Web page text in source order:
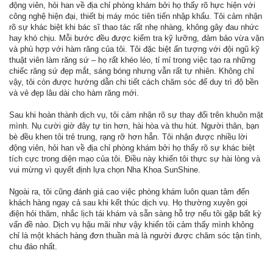
động viên, hỏi han về địa chỉ phòng khám bởi họ thấy rõ hực hiện với
công nghệ hiện đại, thiết bị máy móc tiên tiến nhập khẩu. Tôi cảm nhận
rõ sự khác biệt khi bác sĩ thao tác rất nhẹ nhàng, không gây đau nhức
hay khó chịu. Mỗi bước đều được kiểm tra kỹ lưỡng, đảm bảo vừa vặn
và phù hợp với hàm răng của tôi. Tôi đặc biệt ấn tượng với đội ngũ kỹ
thuật viên làm răng sứ – họ rất khéo léo, tỉ mỉ trong việc tạo ra những
chiếc răng sứ đẹp mắt, sáng bóng nhưng vẫn rất tự nhiên. Không chỉ
vậy, tôi còn được hướng dẫn chi tiết cách chăm sóc để duy trì độ bền
và vẻ đẹp lâu dài cho hàm răng mới.
Sau khi hoàn thành dịch vụ, tôi cảm nhận rõ sự thay đổi trên khuôn mặt
mình. Nụ cười giờ đây tự tin hơn, hài hòa và thu hút. Người thân, bạn
bè đều khen tôi trẻ trung, rạng rỡ hơn hẳn. Tôi nhận được nhiều lời
động viên, hỏi han về địa chỉ phòng khám bởi họ thấy rõ sự khác biệt
tích cực trong diện mạo của tôi. Điều này khiến tôi thực sự hài lòng và
vui mừng vì quyết định lựa chọn Nha Khoa SunShine.
Ngoài ra, tôi cũng đánh giá cao việc phòng khám luôn quan tâm đến
khách hàng ngay cả sau khi kết thúc dịch vụ. Họ thường xuyên gọi
điện hỏi thăm, nhắc lịch tái khám và sẵn sàng hỗ trợ nếu tôi gặp bất kỳ
vấn đề nào. Dịch vụ hậu mãi như vậy khiến tôi cảm thấy mình không
chỉ là một khách hàng đơn thuần mà là người được chăm sóc tận tình,
chu đáo nhất.